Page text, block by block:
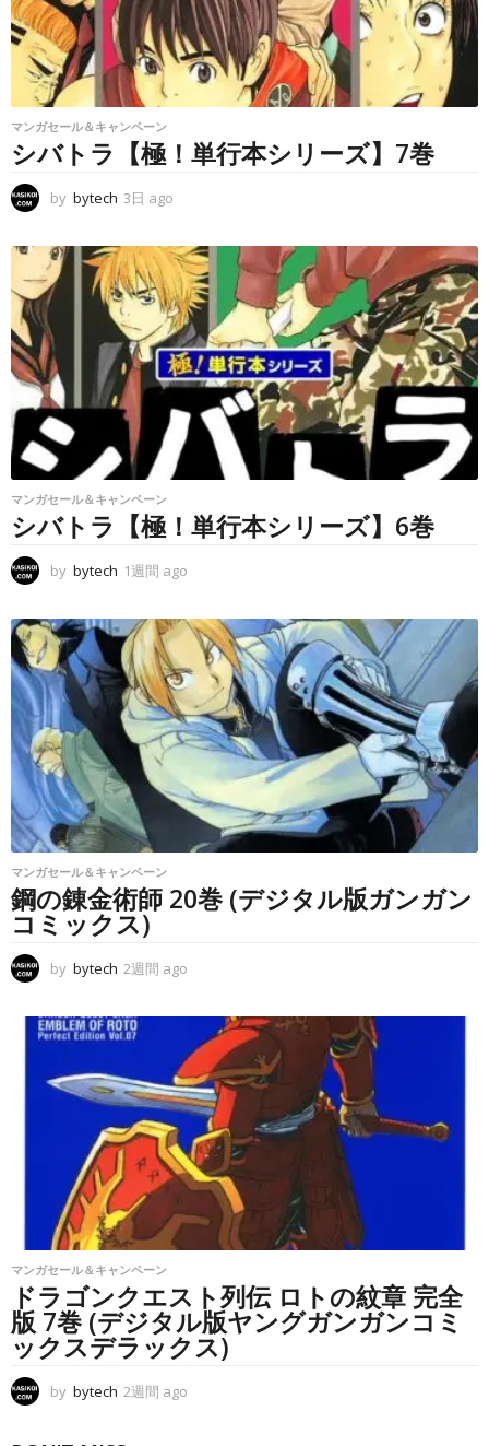
マンガセール＆キャンペーン
シバトラ【極！単行本シリーズ】7巻
by bytech 3日 ago
g
o
マンガセール＆キャンペーン
シバトラ【極！単行本シリーズ】6巻
by bytech 1週間 ago
a
o
マンガセール＆キャンペーン
鋼の錬金術師 20巻 (デジタル版ガンガン
コミックス)
by bytech 2週間 ago
g
o
マンガセール＆キャンペーン
ドラゴンクエスト列伝 ロトの紋章 完全
版 7巻 (デジタル版ヤングガンガンコミ
ックスデラックス)
by bytech 2週間 ago